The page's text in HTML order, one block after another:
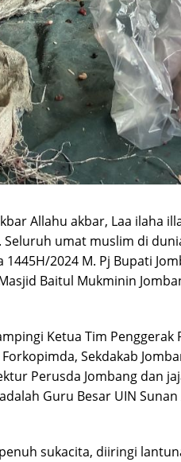
Allahu akbar, Laa ilaha
Seluruh umat muslim di
2024 M. Pj Bupati
Baitul Mukminin
Ketua Tim Penggerak
Sekdakab
Perusda Jombang dan
Guru Besar UIN
sukacita, diiringi